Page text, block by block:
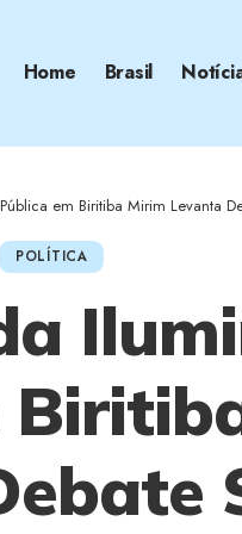
Home Brasil
em Biritiba Mirim Levanta Debate
POLÍTICA